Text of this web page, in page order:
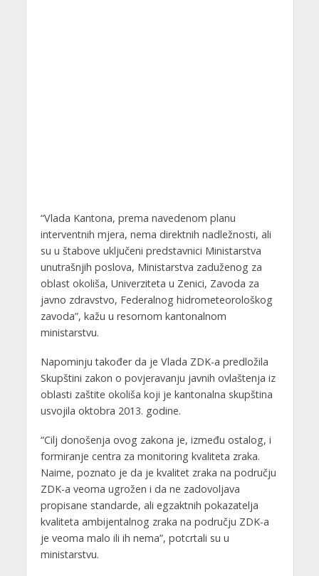
“Vlada Kantona, prema navedenom planu
interventnih mjera, nema direktnih nadležnosti, ali
su u štabove uključeni predstavnici Ministarstva
unutrašnjih poslova, Ministarstva zaduženog za
oblast okoliša, Univerziteta u Zenici, Zavoda za
javno zdravstvo, Federalnog hidrometeorološkog
zavoda”, kažu u resornom kantonalnom
ministarstvu.
Napominju također da je Vlada ZDK-a predložila
Skupštini zakon o povjeravanju javnih ovlaštenja iz
oblasti zaštite okoliša koji je kantonalna skupština
usvojila oktobra 2013. godine.
“Cilj donošenja ovog zakona je, između ostalog, i
formiranje centra za monitoring kvaliteta zraka.
Naime, poznato je da je kvalitet zraka na području
ZDK-a veoma ugrožen i da ne zadovoljava
propisane standarde, ali egzaktnih pokazatelja
kvaliteta ambijentalnog zraka na području ZDK-a
je veoma malo ili ih nema”, potcrtali su u
ministarstvu.